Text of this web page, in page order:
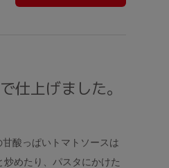
仕上げました。
酸っぱいトマトソースは
めたり、パスタにかけた